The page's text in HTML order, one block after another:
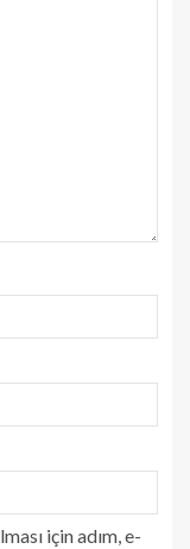
için adım, e-